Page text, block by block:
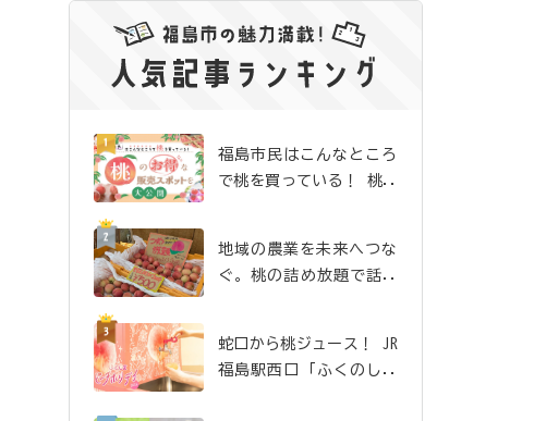
福島市民はこんなところ
で桃を買っている！ 桃の
地域の農業を未来へつな
ぐ。桃の詰め放題で話題
蛇口から桃ジュース！ JR
福島駅西口「ふくのしま